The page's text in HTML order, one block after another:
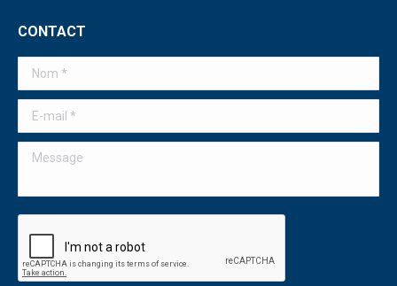
YouTube
s'ouvre
nouvelle
fenêtre
CONTACT
Nom *
E-mail *
Message